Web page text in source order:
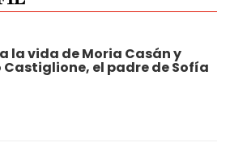
la vida de Moria Casán y
Castiglione, el padre de Sofía